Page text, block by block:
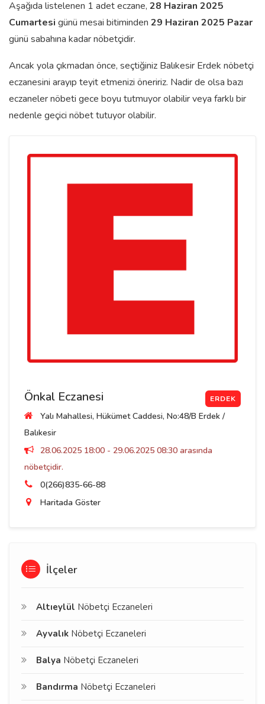
Aşağıda listelenen 1 adet eczane, 28 Haziran 2025
Cumartesi günü mesai bitiminden 29 Haziran 2025 Pazar
günü sabahına kadar nöbetçidir.
Ancak yola çıkmadan önce, seçtiğiniz Balıkesir Erdek nöbetçi
eczanesini arayıp teyit etmenizi öneririz. Nadir de olsa bazı
eczaneler nöbeti gece boyu tutmuyor olabilir veya farklı bir
nedenle geçici nöbet tutuyor olabilir.
Önkal Eczanesi ERDEK
Yalı Mahallesi, Hükümet Caddesi, No:48/B Erdek /
Balıkesir
28.06.2025 18:00 - 29.06.2025 08:30 arasında
nöbetçidir.
0(266)835-66-88
Haritada Göster
İlçeler
Altıeylül Nöbetçi Eczaneleri
Ayvalık Nöbetçi Eczaneleri
Balya Nöbetçi Eczaneleri
Bandırma Nöbetçi Eczaneleri